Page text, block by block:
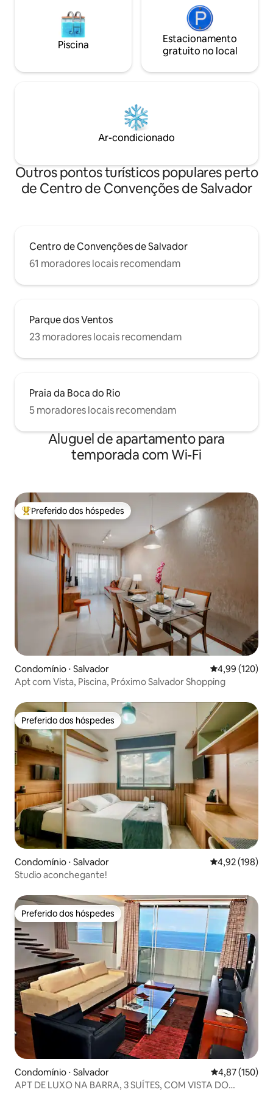
Piscina
Estacionamento
gratuito no local
Ar-condicionado
Outros pontos turísticos populares perto
de Centro de Convenções de Salvador
Centro de Convenções de Salvador
61 moradores locais recomendam
Parque dos Ventos
23 moradores locais recomendam
Praia da Boca do Rio
5 moradores locais recomendam
Aluguel de apartamento para
temporada com Wi-Fi
Entre os melhores preferidos dos hóspedes
Preferido dos hóspedes
Condomínio ⋅ Salvador 4,99 de uma
4,99 (120)
Apt com Vista, Piscina, Próximo Salvador Shopping
Preferido dos hóspedes
Preferido dos hóspedes
Condomínio ⋅ Salvador 4,92 de uma
4,92 (198)
Studio aconchegante!
Preferido dos hóspedes
Preferido dos hóspedes
Condomínio ⋅ Salvador 4,87 de uma
4,87 (150)
APT DE LUXO NA BARRA, 3 SUÍTES, COM VISTA DO